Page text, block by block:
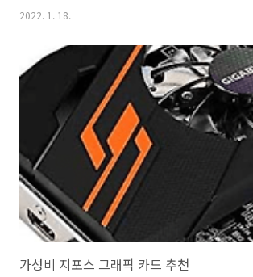
인텔보다 뛰어나다는 것을 보여주는 듯 했습니다. AMD
쟁에서도 크게 밀리지 않는 상황입니다. 게다가 작년
칩을 출시하여 게임과 생산성 면에서 인텔을 앞질렀
재는 인텔이 다시 1위에 자리잡고 있으며 12세대 올더
CES2022에서 발표했습니다.) 그리고 올해는 성능을
운 아키텍쳐인 Zen 3+와 4를 출시할 예정이고 라이젠
2022. 1. 18.
가성비 지포스 그래픽 카드 추천